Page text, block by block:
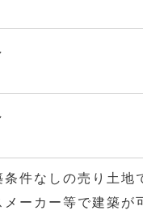
条件なしの売り土地
メーカー等で建築が